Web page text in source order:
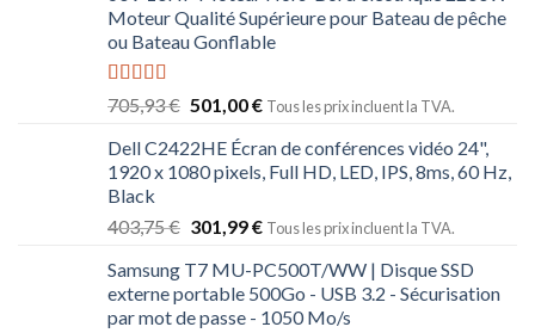
Moteur Qualité Supérieure pour Bateau de pêche
ou Bateau Gonflable
Note4.50
sur 5
705,93€ 501,00€ Tous les prix incluent la TVA.
Dell C2422HE Écran de conférences vidéo 24",
1920 x 1080 pixels, Full HD, LED, IPS, 8ms, 60 Hz,
Black
403,75€ 301,99€ Tous les prix incluent la TVA.
Samsung T7 MU-PC500T/WW | Disque SSD
externe portable 500Go - USB 3.2 - Sécurisation
par mot de passe - 1050 Mo/s